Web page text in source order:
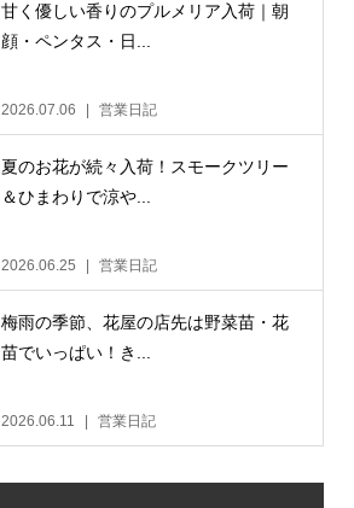
甘く優しい香りのプルメリア入荷｜朝
顔・ペンタス・日...
2026.07.06 営業日記
夏のお花が続々入荷！スモークツリー
＆ひまわりで涼や...
2026.06.25 営業日記
梅雨の季節、花屋の店先は野菜苗・花
苗でいっぱい！き...
2026.06.11 営業日記